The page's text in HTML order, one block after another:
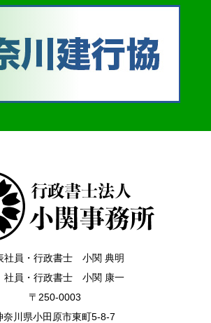
社員・行政書士 小関 典明
・行政書士 小関 康一
〒250-0003
奈川県小田原市東町5-8-7